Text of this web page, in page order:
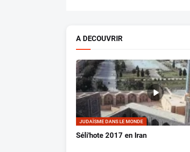
A DECOUVRIR
JUDAÏSME DANS LE MONDE
Séli'hote 2017 en Iran